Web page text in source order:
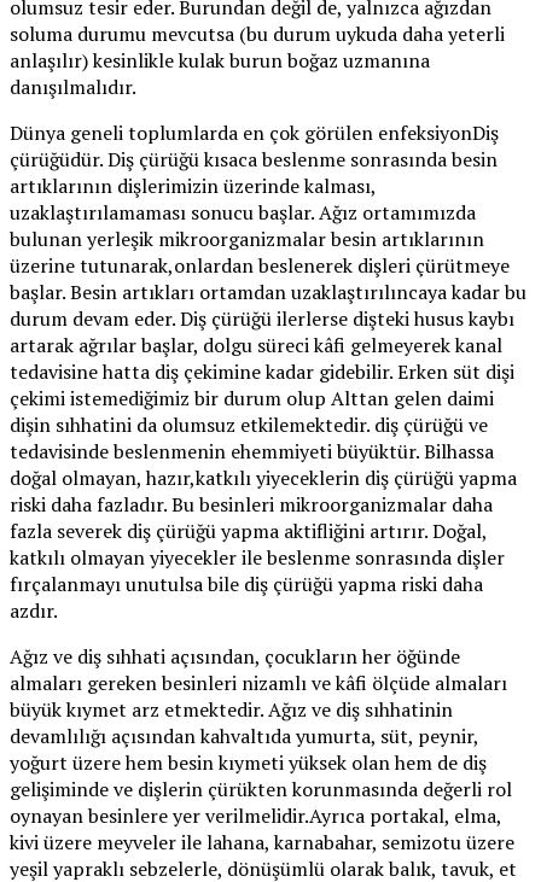
olumsuz tesir eder. Burundan değil de, yalnızca ağızdan
soluma durumu mevcutsa (bu durum uykuda daha yeterli
anlaşılır) kesinlikle kulak burun boğaz uzmanına
danışılmalıdır.
Dünya geneli toplumlarda en çok görülen enfeksiyonDiş
çürüğüdür. Diş çürüğü kısaca beslenme sonrasında besin
artıklarının dişlerimizin üzerinde kalması,
uzaklaştırılamaması sonucu başlar. Ağız ortamımızda
bulunan yerleşik mikroorganizmalar besin artıklarının
üzerine tutunarak,onlardan beslenerek dişleri çürütmeye
başlar. Besin artıkları ortamdan uzaklaştırılıncaya kadar bu
durum devam eder. Diş çürüğü ilerlerse dişteki husus kaybı
artarak ağrılar başlar, dolgu süreci kâfi gelmeyerek kanal
tedavisine hatta diş çekimine kadar gidebilir. Erken süt dişi
çekimi istemediğimiz bir durum olup Alttan gelen daimi
dişin sıhhatini da olumsuz etkilemektedir. diş çürüğü ve
tedavisinde beslenmenin ehemmiyeti büyüktür. Bilhassa
doğal olmayan, hazır,katkılı yiyeceklerin diş çürüğü yapma
riski daha fazladır. Bu besinleri mikroorganizmalar daha
fazla severek diş çürüğü yapma aktifliğini artırır. Doğal,
katkılı olmayan yiyecekler ile beslenme sonrasında dişler
fırçalanmayı unutulsa bile diş çürüğü yapma riski daha
azdır.
Ağız ve diş sıhhati açısından, çocukların her öğünde
almaları gereken besinleri nizamlı ve kâfi ölçüde almaları
büyük kıymet arz etmektedir. Ağız ve diş sıhhatinin
devamlılığı açısından kahvaltıda yumurta, süt, peynir,
yoğurt üzere hem besin kıymeti yüksek olan hem de diş
gelişiminde ve dişlerin çürükten korunmasında değerli rol
oynayan besinlere yer verilmelidir.Ayrıca portakal, elma,
kivi üzere meyveler ile lahana, karnabahar, semizotu üzere
yeşil yapraklı sebzelerle, dönüşümlü olarak balık, tavuk, et